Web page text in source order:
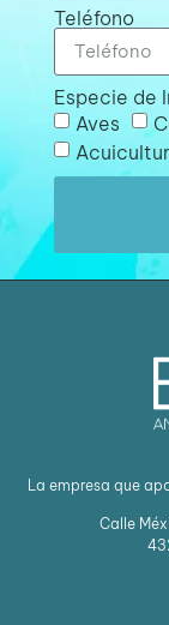
Teléfono
Especie de
Aves
La empresa que
Calle